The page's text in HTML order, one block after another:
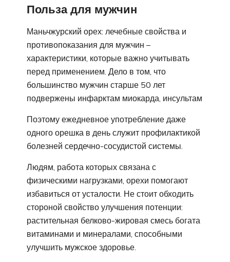
Польза для мужчин
Маньчжурский орех: лечебные свойства и
противопоказания для мужчин –
характеристики, которые важно учитывать
перед применением. Дело в том, что
большинство мужчин старше 50 лет
подвержены инфарктам миокарда, инсультам
Поэтому ежедневное употребление даже
одного орешка в день служит профилактикой
болезней сердечно-сосудистой системы.
Людям, работа которых связана с
физическими нагрузками, орехи помогают
избавиться от усталости. Не стоит обходить
стороной свойство улучшения потенции:
растительная белково-жировая смесь богата
витаминами и минералами, способными
улучшить мужское здоровье.